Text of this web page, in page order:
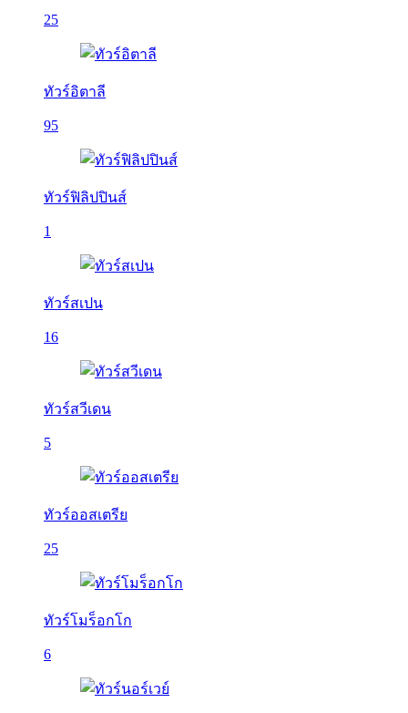
25
ทัวร์อิตาลี
95
ทัวร์ฟิลิปปินส์
1
ทัวร์สเปน
16
ทัวร์สวีเดน
5
ทัวร์ออสเตรีย
25
ทัวร์โมร็อกโก
6